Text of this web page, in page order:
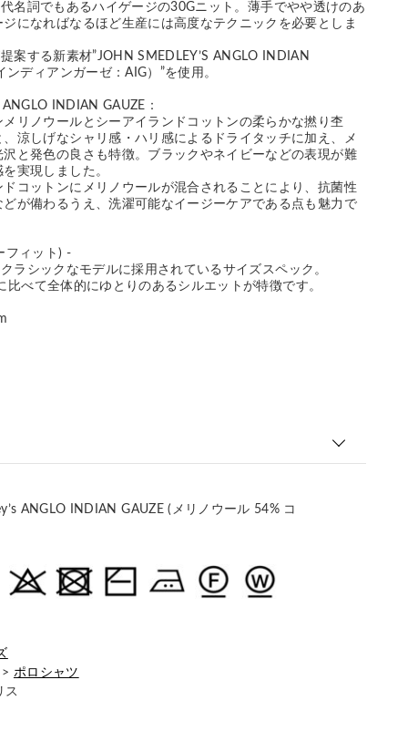
名詞でもあるハイゲージの30Gニット。薄手でやや透けのあ
になればなるほど生産には高度なテクニックを必要としま
案する新素材”JOHN SMEDLEY’S ANGLO INDIAN
ンディアンガーゼ：AIG）”を使用。
INDIAN GAUZE：
リノウールとシーアイランドコットンの柔らかな撚り杢
涼しげなシャリ感・ハリ感によるドライタッチに加え、メ
と発色の良さも特徴。ブラックやネイビーなどの表現が難
実現しました。
コットンにメリノウールが混合されることにより、抗菌性
が備わるうえ、洗濯可能なイージーケアである点も魅力で
フィット) -
ラシックなモデルに採用されているサイズスペック。
比べて全体的にゆとりのあるシルエットが特徴です。
ANGLO INDIAN GAUZE (メリノウール 54% コ
> ポロシャツ
ス